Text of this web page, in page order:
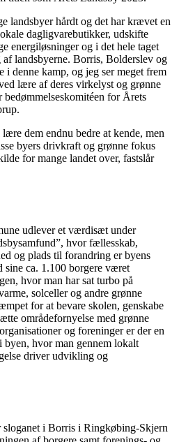
landsbyer hårdt og det har krævet en
dagligvarebutikker, udskifte
energiløsninger og i det hele taget
landsbyerne. Borris, Bolderslev og
denne kamp, og jeg ser meget frem
lære af deres virkelyst og grønne
bedømmelseskomitéen for Årets
dem endnu bedre at kende, men
byers drivkraft og grønne fokus
for mange landet over, fastslår
udlever et værdisæt under
hvor fællesskab,
og plads til forandring er byens
sine ca. 1.100 borgere været
hvor man har sat turbo på
solceller og andre grønne
for at bevare skolen, genskabe
områdefornyelse med grønne
og foreninger er der en
hvor man gennem lokalt
driver udvikling og
sloganet i Borris i Ringkøbing-Skjern